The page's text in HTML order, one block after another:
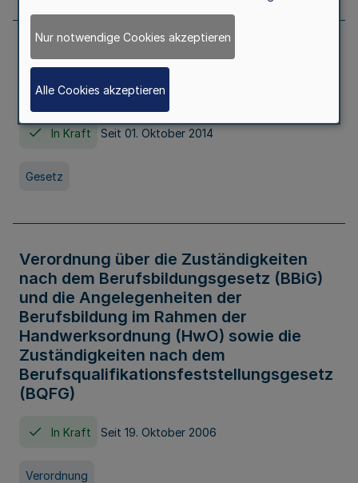
Gesetz über die Hochschulen des Landes
Nordrhein-Westfalen (Hochschulgesetz -
HG)
In Kraft Seit 01. Oktober 2014
Gesetz
Verordnung über die Zuständigkeiten
nach dem Berufsbildungsgesetz (BBiG)
und die Angelegenheiten der
Berufsbildung im Rahmen der
Handwerksordnung (HwO) sowie die
Zuständigkeiten nach dem
Berufsqualifikationsfeststellungsgesetz
(BQFG)
In Kraft Seit 19. Oktober 2006
Verordnung
Nur notwendige Cookies akzeptieren
Alle Cookies akzeptieren